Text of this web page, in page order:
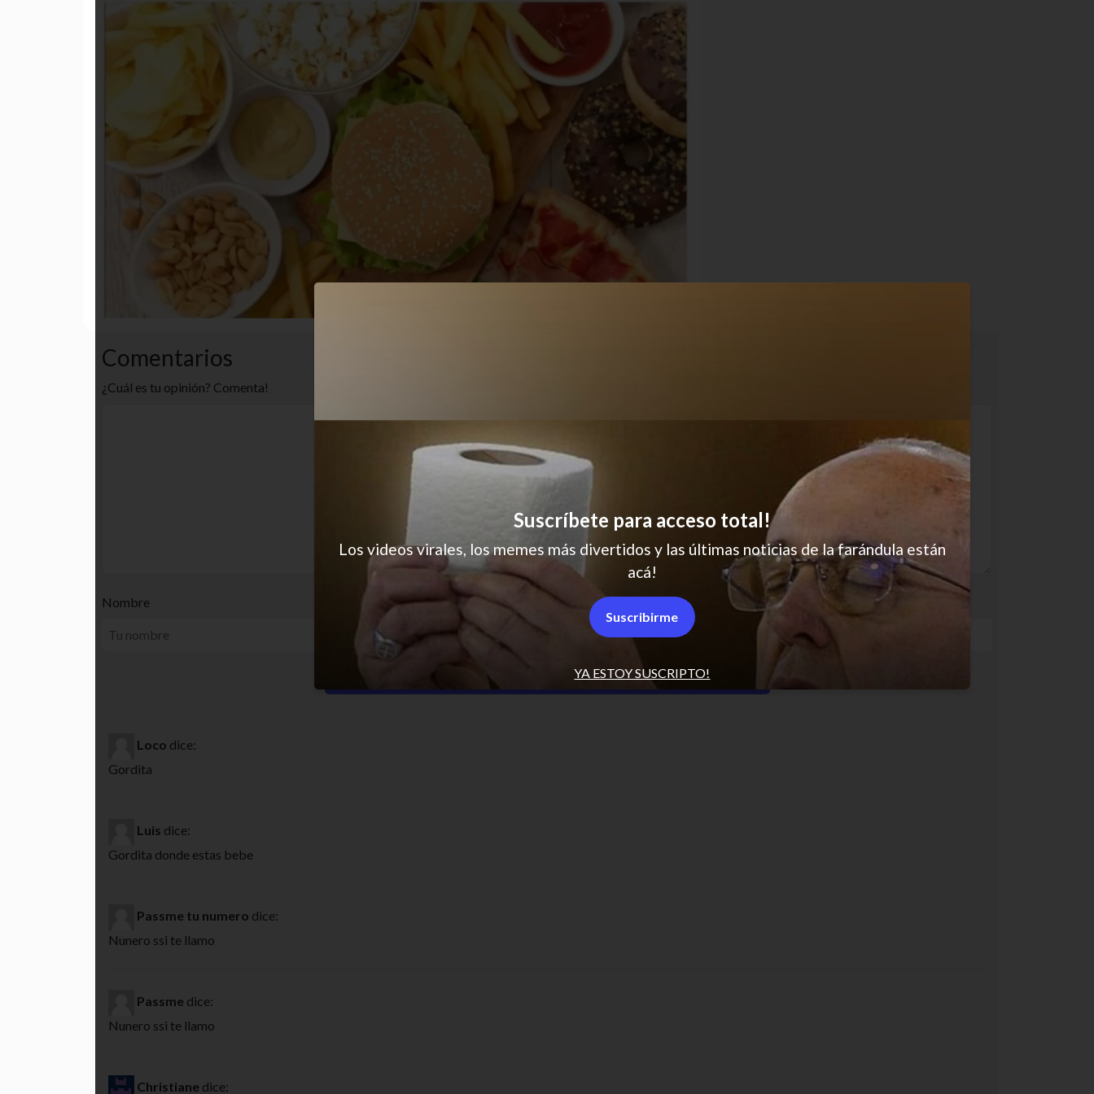
Comentarios
¿Cuál es tu opinión? Comenta!
Nombre
Loco dice:
Gordita
Luis dice:
Gordita donde estas bebe
Passme tu numero dice:
Nunero ssi te llamo
Passme dice:
Nunero ssi te llamo
Christiane dice:
YA ESTOY SUSCRIPTO!
Suscríbete para acceso total!
Los videos virales, los memes más divertidos y las últimas noticias de la farándula están
acá!
Suscribirme